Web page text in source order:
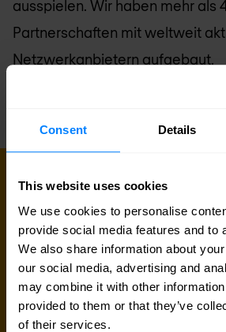
Consent Details
This website uses cookies
We use cookies to personalise
provide social media features and to
We also share information about
our social media, advertising and
may combine it with other information
provided to them or that they’ve
of their services.
ausspielen. Wir haben mehr als
Partnerschaften mit weltweit
Netzwerkanbietern aufgebaut.
KONTAKT AUFNEHMEN
Lassen Sie uns
Sind Sie auf der Suche nach
technischen Informationen,
individuellen Angebot? Unser
Frankfurt am Mainist bereit, Sie